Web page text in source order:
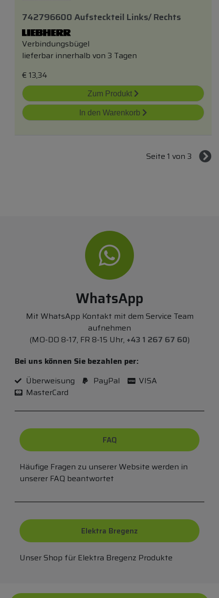
742796600 Aufsteckteil Links/ Rechts
Verbindungsbügel
lieferbar innerhalb von 3 Tagen
€ 13,34
Zum Produkt
In den Warenkorb
Seite 1 von 3
WhatsApp
Mit WhatsApp Kontakt mit dem Service Team
aufnehmen
(MO-DO 8-17, FR 8-15 Uhr, +43 1 267 67 60)
Bei uns können Sie bezahlen per:
Überweisung
PayPal
VISA
MasterCard
FAQ
Häufige Fragen zu unserer Website werden in
unserer FAQ beantwortet
Elektra Bregenz
Unser Shop für Elektra Bregenz Produkte